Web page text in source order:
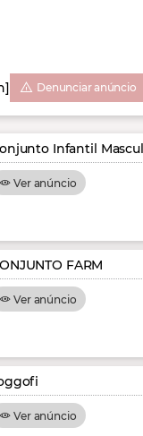
Denunciar anúncio
Infantil
Ver anúncio
FARM
Ver anúncio
Ver anúncio